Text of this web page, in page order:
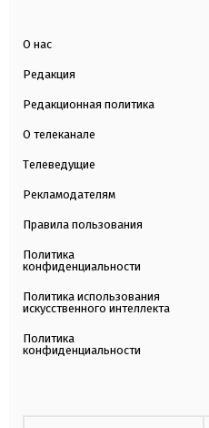
О нас
Редакция
Редакционная политика
О телеканале
Телеведущие
Рекламодателям
Правила пользования
Политика
конфиденциальности
Политика использования
искусственного интеллекта
Политика
конфиденциальности